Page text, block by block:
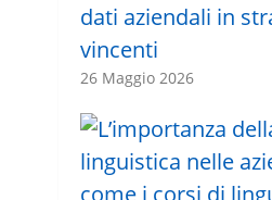
dati aziendali in
vincenti
26 Maggio 2026